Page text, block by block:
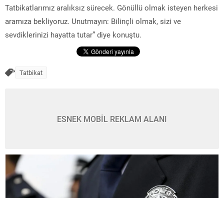
Tatbikatlarımız aralıksız sürecek. Gönüllü olmak isteyen herkesi
aramıza bekliyoruz. Unutmayın: Bilinçli olmak, sizi ve
sevdiklerinizi hayatta tutar” diye konuştu.
Tatbikat
ESNEK MOBİL REKLAM ALANI